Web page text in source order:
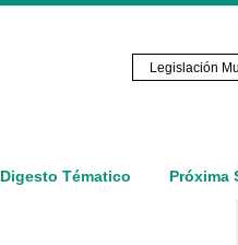
Digesto Tématico Próxima